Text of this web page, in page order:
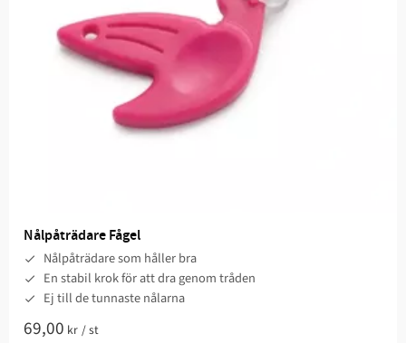
Nålpåträdare Fågel
Nålpåträdare som håller bra
En stabil krok för att dra genom tråden
Ej till de tunnaste nålarna
69,00 kr /st